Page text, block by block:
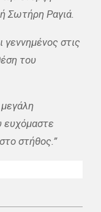
Σωτήρη Ραγιά.
γεννημένος στις
του
ευχόμαστε
στήθος.”